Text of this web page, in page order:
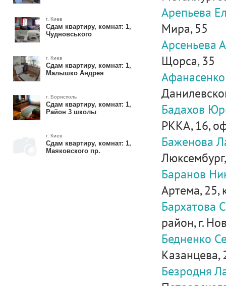
г. Киев
Сдам квартиру, комнат: 1,
Чудновського
г. Киев
Сдам квартиру, комнат: 1,
Малышко Андрея
г. Борисполь
Сдам квартиру, комнат: 1,
Район 3 школы
г. Киев
Сдам квартиру, комнат: 1,
Маяковского пр.
Арепьева
Мира, 55
Арсеньева
Щорса, 35
Бадахов
РККА, 16,
Баженова
Баранов
Артема, 25,
Бархатова
район, г.
Бедненко
Казанцева,
Безродня